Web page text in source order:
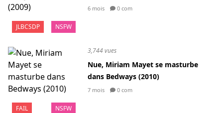
JLBCSDP NSFW
6 mois 0 com
FAIL NSFW
3,744 vues
Nue, Miriam Mayet se masturbe
dans Bedways (2010)
7 mois 0 com